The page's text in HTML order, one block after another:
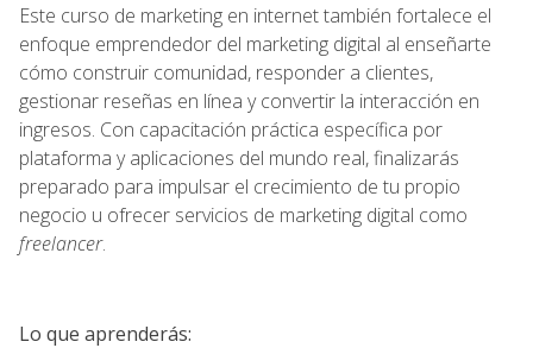
Este curso de marketing en internet también fortalece el
enfoque emprendedor del marketing digital al enseñarte
cómo construir comunidad, responder a clientes,
gestionar reseñas en línea y convertir la interacción en
ingresos. Con capacitación práctica específica por
plataforma y aplicaciones del mundo real, finalizarás
preparado para impulsar el crecimiento de tu propio
negocio u ofrecer servicios de marketing digital como
freelancer.
Lo que aprenderás: